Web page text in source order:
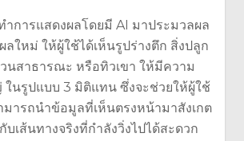
ำการแสดงผลโดยมี AI มาประมวลผล
ใหม่ ให้ผู้ใช้ได้เห็นรูปร่างตึก สิ่งปลูก
วนสาธารณะ หรือทิวเขา ให้มีความ
ในรูปแบบ 3 มิติแทน ซึ่งจะช่วยให้ผู้ใช้
ารถนำข้อมูลที่เห็นตรงหน้ามาสังเกต
บเส้นทางจริงที่กำลังวิ่งไปได้สะดวก